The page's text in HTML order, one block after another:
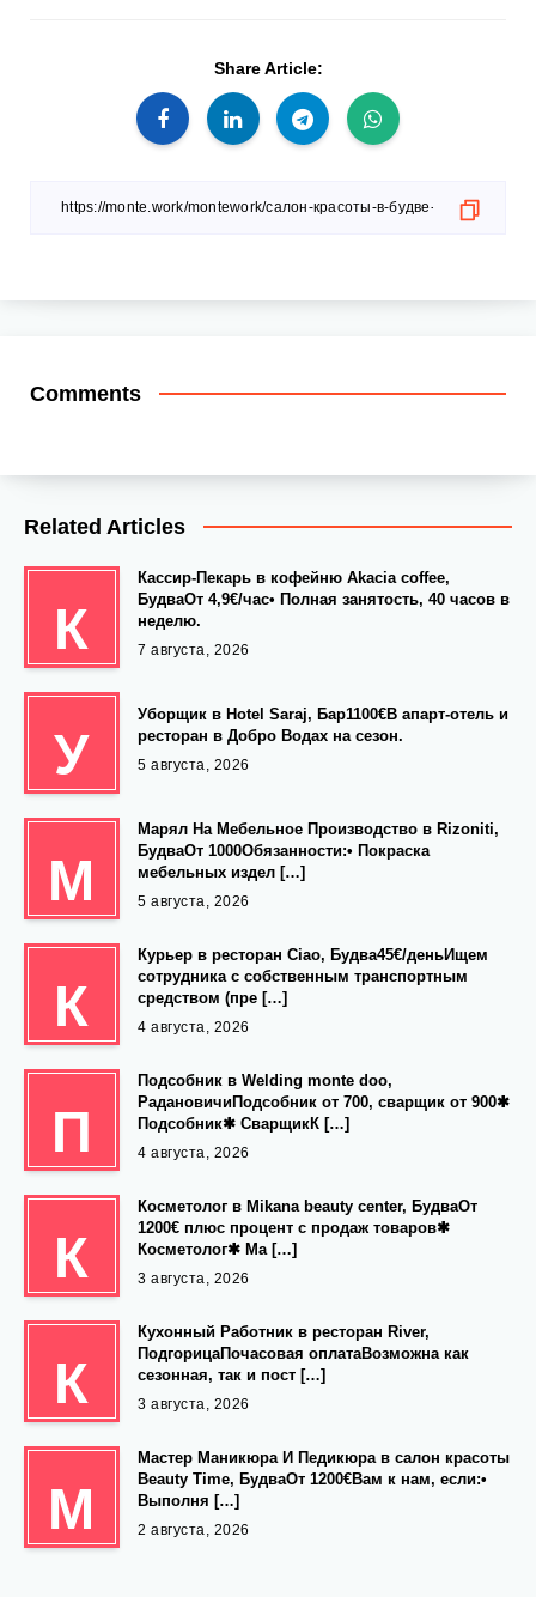
Share Article:
Comments
Related Articles
К
Кассир-Пекарь в кофейню Akacia coffee,
БудваОт 4,9€/час• Полная занятость, 40 часов в
неделю.
7 августа, 2026
У
Уборщик в Hotel Saraj, Бар1100€В апарт-отель и
ресторан в Добро Водах на сезон.
5 августа, 2026
М
Марял На Мебельное Производство в Rizoniti,
БудваОт 1000Обязанности:• Покраска
мебельных издел […]
5 августа, 2026
К
Курьер в ресторан Ciao, Будва45€/деньИщем
сотрудника с собственным транспортным
средством (пре […]
4 августа, 2026
П
Подсобник в Welding monte doo,
РадановичиПодсобник от 700, сварщик от 900✱
Подсобник✱ СварщикК […]
4 августа, 2026
К
Косметолог в Mikana beauty center, БудваОт
1200€ плюс процент с продаж товаров✱
Косметолог✱ Ма […]
3 августа, 2026
К
Кухонный Работник в ресторан River,
ПодгорицаПочасовая оплатаВозможна как
сезонная, так и пост […]
3 августа, 2026
М
Мастер Маникюра И Педикюра в салон красоты
Beauty Time, БудваОт 1200€Вам к нам, если:•
Выполня […]
2 августа, 2026